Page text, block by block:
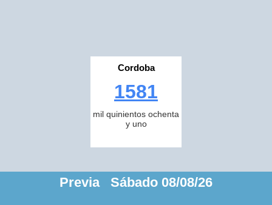
Cordoba
1581
mil quinientos ochenta
y uno
Previa Sábado 08/08/26